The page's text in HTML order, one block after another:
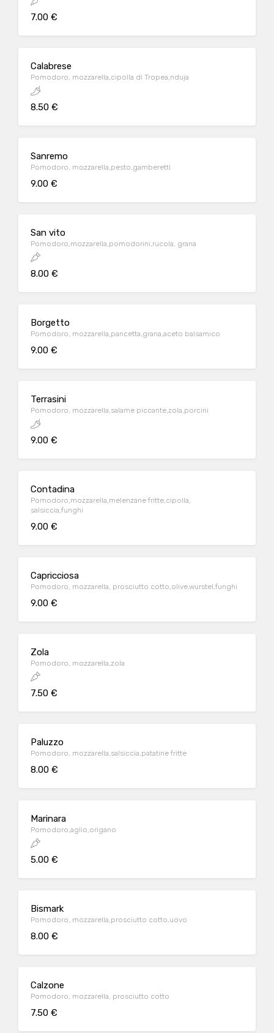
7.00 €
Calabrese
Pomodoro, mozzarella,cipolla di Tropea,nduja
8.50 €
Sanremo
Pomodoro, mozzarella,pesto,gamberetti
9.00 €
San vito
Pomodoro,mozzarella,pomodorini,rucola, grana
8.00 €
Borgetto
Pomodoro, mozzarella,pancetta,grana,aceto balsamico
9.00 €
Terrasini
Pomodoro, mozzarella,salame piccante,zola,porcini
9.00 €
Contadina
Pomodoro,mozzarella,melenzane fritte,cipolla,
salsiccia,funghi
9.00 €
Capricciosa
Pomodoro, mozzarella, prosciutto cotto,olive,wurstel,funghi
9.00 €
Zola
Pomodoro, mozzarella,zola
7.50 €
Paluzzo
Pomodoro, mozzarella,salsiccia,patatine fritte
8.00 €
Marinara
Pomodoro,aglio,origano
5.00 €
Bismark
Pomodoro, mozzarella,prosciutto cotto,uovo
8.00 €
Calzone
Pomodoro, mozzarella, prosciutto cotto
7.50 €